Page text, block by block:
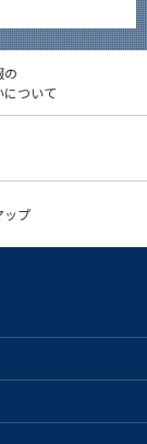
の
ついて
ップ